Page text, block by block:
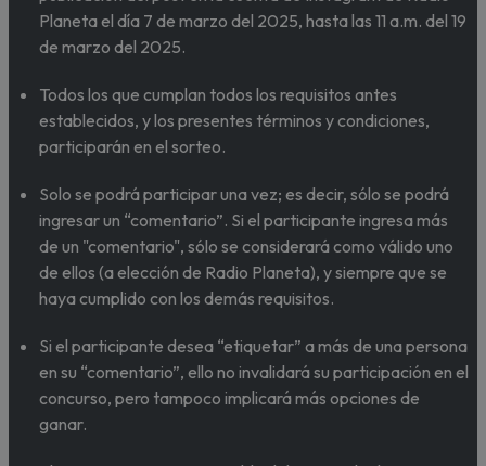
Planeta el día 7 de marzo del 2025, hasta las 11 a.m. del 19
de marzo del 2025.
Todos los que cumplan todos los requisitos antes
establecidos, y los presentes términos y condiciones,
participarán en el sorteo.
Solo se podrá participar una vez; es decir, sólo se podrá
ingresar un “comentario”. Si el participante ingresa más
de un "comentario", sólo se considerará como válido uno
de ellos (a elección de Radio Planeta), y siempre que se
haya cumplido con los demás requisitos.
Si el participante desea “etiquetar” a más de una persona
en su “comentario”, ello no invalidará su participación en el
concurso, pero tampoco implicará más opciones de
ganar.